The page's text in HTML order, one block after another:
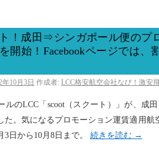
！成田⇒シンガポール便のプ
開始！Facebookページでは
年10月3日 作成者: LCC格安航空会社なび！激安
ルのLCC「scoot（スクート）」が、成
た。気になるプロモーション運賃適用航
3日から10月8日まで。 続きを読む →